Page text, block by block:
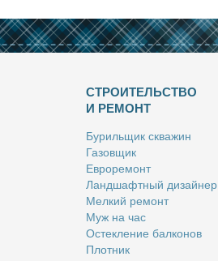
СТРОИТЕЛЬСТВО
И РЕМОНТ
Бу­риль­щик сква­жин
Га­зов­щик
Ев­ро­ре­монт
Ланд­шафт­ный ди­зай­нер
Мел­кий ре­монт
Муж на час
Остек­ле­ние бал­ко­нов
Плот­ник